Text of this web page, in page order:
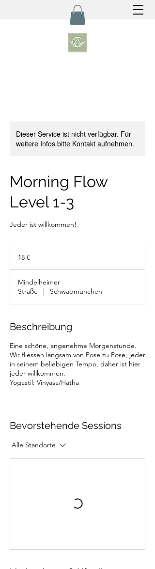
Dieser Service ist nicht verfügbar. Für
weitere Infos bitte Kontakt aufnehmen.
Morning Flow
Level 1-3
Jeder ist willkommen!
18 €
Mindelheimer
Straße
| Schwabmünchen
Beschreibung
Eine schöne, angenehme Morgenstunde.
Wir fliessen langsam von Pose zu Pose, jeder
in seinem beliebigen Tempo, daher ist hier
jeder willkommen.
Yogastil: Vinyasa/Hatha
Bevorstehende Sessions
Alle Standorte